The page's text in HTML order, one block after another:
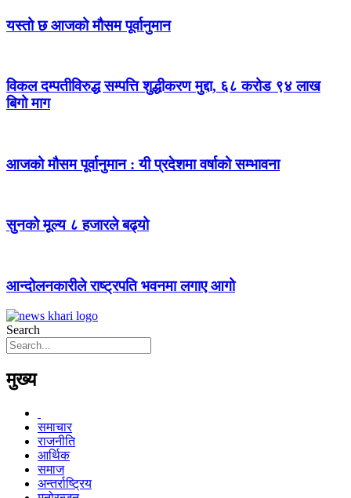
यस्तो छ आजको मौसम पूर्वानुमान
विकल दम्पतीविरुद्ध सम्पत्ति शुद्धीकरण मुद्दा, ६८ करोड ९४ लाख
बिगो माग
आजको मौसम पूर्वानुमान : यी प्रदेशमा वर्षाको सम्भावना
सुनको मूल्य ८ हजारले बढ्यो
आन्दोलनकारीले राष्ट्रपति भवनमा लगाए आगो
Search
मुख्य
समाचार
राजनीति
आर्थिक
समाज
अन्तर्राष्ट्रिय